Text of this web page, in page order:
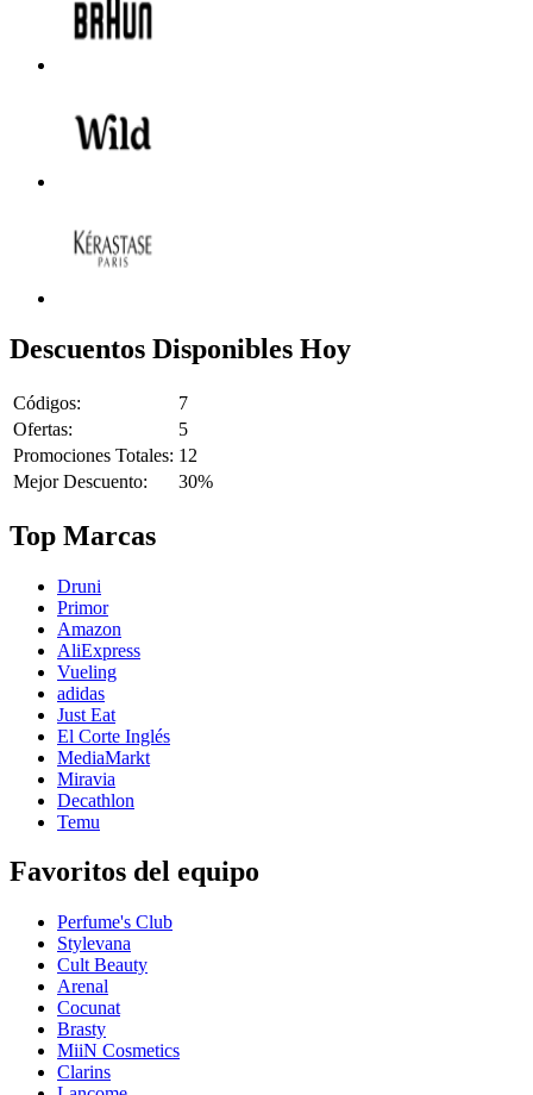
Descuentos Disponibles Hoy
Códigos:
7
Ofertas:
5
Promociones Totales: 12
Mejor Descuento:
30%
Top Marcas
Druni
Primor
Amazon
AliExpress
Vueling
adidas
Just Eat
El Corte Inglés
MediaMarkt
Miravia
Decathlon
Temu
Favoritos del equipo
Perfume's Club
Stylevana
Cult Beauty
Arenal
Cocunat
Brasty
MiiN Cosmetics
Clarins